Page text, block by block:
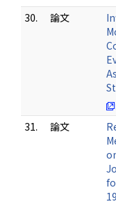
30.
論文
31. 論文